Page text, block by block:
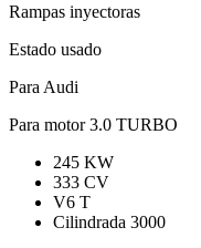
Rampas inyectoras
Estado usado
Para Audi
Para motor 3.0 TURBO
245 KW
333 CV
V6 T
Cilindrada 3000